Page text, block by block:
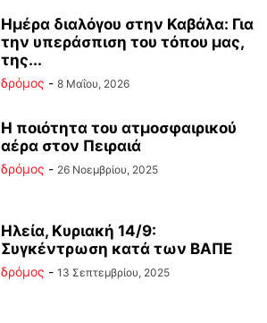
Ημέρα διαλόγου στην Καβάλα: Για
την υπεράσπιση του τόπου μας,
της...
δρόμος - 8 Μαΐου, 2026
Η ποιότητα του ατμοσφαιρικού
αέρα στον Πειραιά
δρόμος - 26 Νοεμβρίου, 2025
Ηλεία, Κυριακή 14/9:
Συγκέντρωση κατά των ΒΑΠΕ
δρόμος - 13 Σεπτεμβρίου, 2025